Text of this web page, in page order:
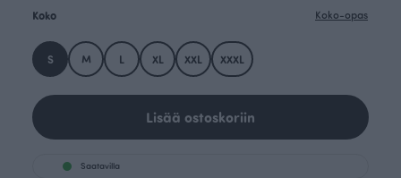
Koko Koko-opas
S M L XL XXL XXXL
Lisää ostoskoriin
Saatavilla